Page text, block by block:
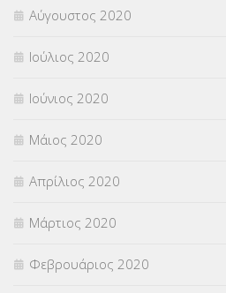
Αύγουστος 2020
Ιούλιος 2020
Ιούνιος 2020
Μάιος 2020
Απρίλιος 2020
Μάρτιος 2020
Φεβρουάριος 2020